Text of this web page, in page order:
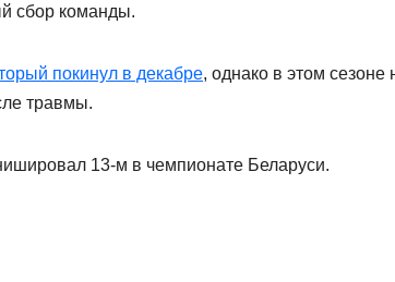
сбор команды.
покинул в декабре, однако в этом сезоне
травмы.
13-м в чемпионате Беларуси.